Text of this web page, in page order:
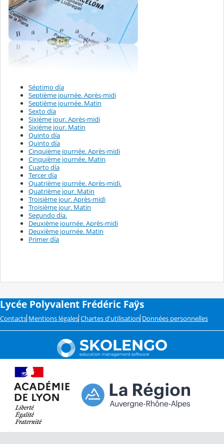
Séptimo día
Septième journée. Après-midi
Septième journée. Matin
Sexto día
Sixième jour. Après-midi
Sixième jour. Matin
Quinto día
Quinto día
Cinquième journée. Après-midi
Cinquième journée. Matin
Cuarto día
Tercer día
Quatrième journée. Après-midi.
Quatrième jour. Matin
Troisième jour. Après-midi
Troisième jour. Matin
Segundo día.
Deuxième journée. Après-midi
Deuxième journée. Matin
Primer día
Lycée Polyvalent Frédéric Faÿs
Contacts Mentions légales Chartes d'utilisation Données personnelles